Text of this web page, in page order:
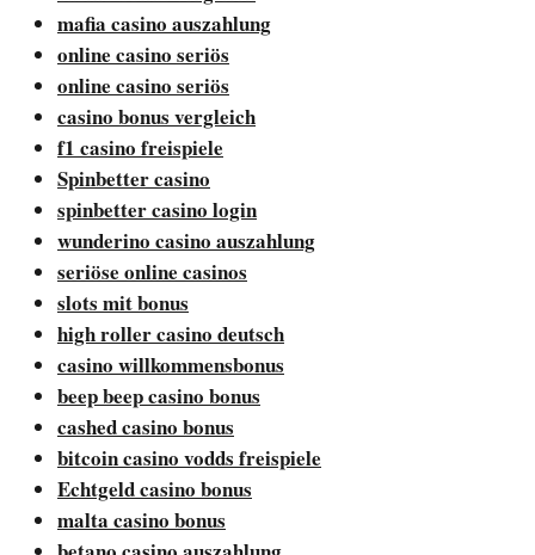
mafia casino auszahlung
online casino seriös
online casino seriös
casino bonus vergleich
f1 casino freispiele
Spinbetter casino
spinbetter casino login
wunderino casino auszahlung
seriöse online casinos
slots mit bonus
high roller casino deutsch
casino willkommensbonus
beep beep casino bonus
cashed casino bonus
bitcoin casino vodds freispiele
Echtgeld casino bonus
malta casino bonus